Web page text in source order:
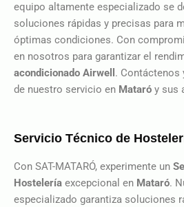
equipo altamente especializado se
soluciones rápidas y precisas para
óptimas condiciones. Con
en nosotros para garantizar el
acondicionado Airwell . Contáctenos
de nuestro servicio en Mataró y sus
Servicio Técnico de
Con SAT-MATARÓ, experimente un
Hostelería excepcional en Mataró.
especializado garantiza soluciones